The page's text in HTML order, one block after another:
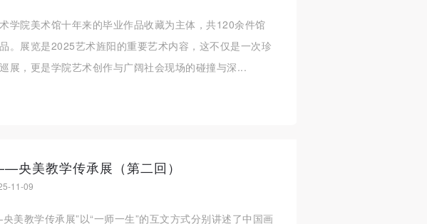
学院美术馆十年来的毕业作品收藏为主体，共120余件馆
。展览是2025艺术旌阳的重要艺术内容，这不仅是一次珍
展，更是学院艺术创作与广阔社会现场的碰撞与深...
央美教学传承展（第二回）
11-09
美教学传承展”以“一师一生”的互文方式分别讲述了中国画